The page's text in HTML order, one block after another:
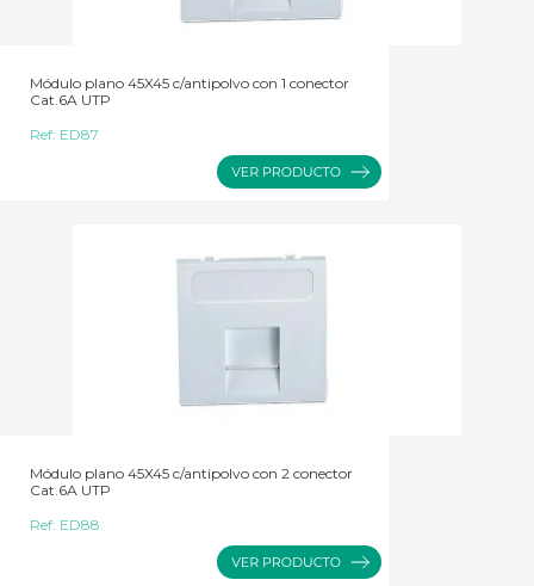
Módulo plano 45X45 c/antipolvo con 1 conector
Cat.6A UTP
Ref: ED87
Módulo plano 45X45 c/antipolvo con 2 conector
Cat.6A UTP
Ref: ED88